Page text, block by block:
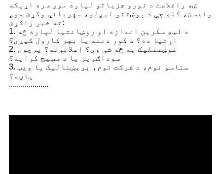
ښه راغلاست د نورو جزیاتو لپاره موږ سره اړیکه
ونیسئ، کله چې د پوښتنو لیږلو، مهرباني وکړئ موږ
ته خبر راکړئ:
1. د لیډ سکرین اندازه او روښانتیا لپاره څه
اړتیا ده؟ د کور دننه یا بهر کارول کیږي؟
2. غوښتنلیک به څه شی وي؟ اعلانونه؟ پرچون
سوداګریز یا د سټیج کرایه؟
3. ستاسو نوم، د شرکت نوم، بریښنالیک یا ویب
پاڼه؟
....................